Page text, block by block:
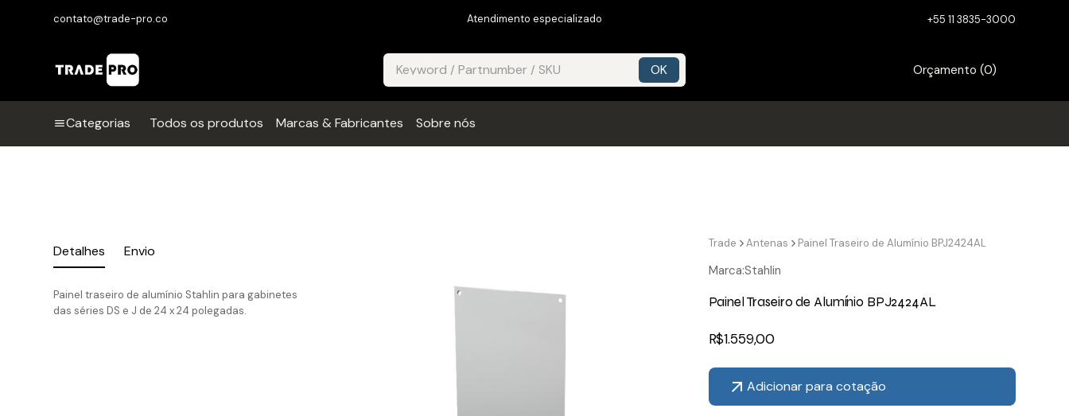
contato@trade-pro.co Atendimento especializado +55 11 3835-3000
Orçamento (0)
Categorias Todos os produtos Marcas & Fabricantes Sobre nós
Detalhes Envio
Painel traseiro de alumínio Stahlin para gabinetes
das séries DS e J de 24 x 24 polegadas.
Trade Antenas Painel Traseiro de Alumínio BPJ2424AL
Marca:Stahlin
Painel Traseiro de Alumínio BPJ2424AL
R$1.559,00
Adicionar para cotação